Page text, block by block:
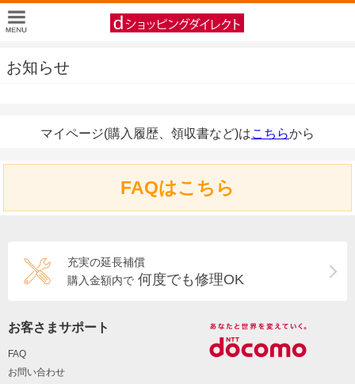
お知らせ
マイページ(購入履歴、領収書など)はこちらから
FAQはこちら
充実の延長補償
購入金額内で 何度でも修理OK
お客さまサポート
FAQ
お問い合わせ